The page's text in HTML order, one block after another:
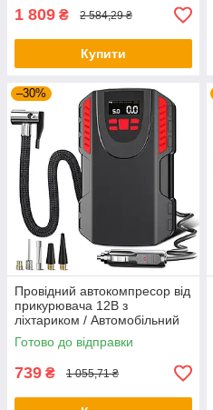
1 809 ₴ 2 584,29 ₴
Купити
–30%
Провідний автокомпресор від
прикурювача 12В з
ліхтариком / Автомобільний
компресор для підкачки шин
Готово до відправки
739 ₴ 1 055,71 ₴